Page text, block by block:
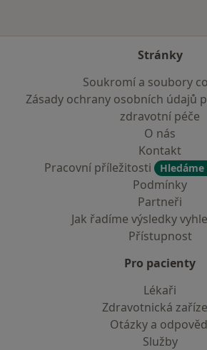
Stránky
Soukromí a soubory
Zásady ochrany osobních údajů
zdravotní péče
O nás
Kontakt
Pracovní příležitosti
Podmínky
Partneři
Jak řadíme výsledky
Přístupnost
Pro pacienty
Lékaři
Zdravotnická
Otázky a
Služby